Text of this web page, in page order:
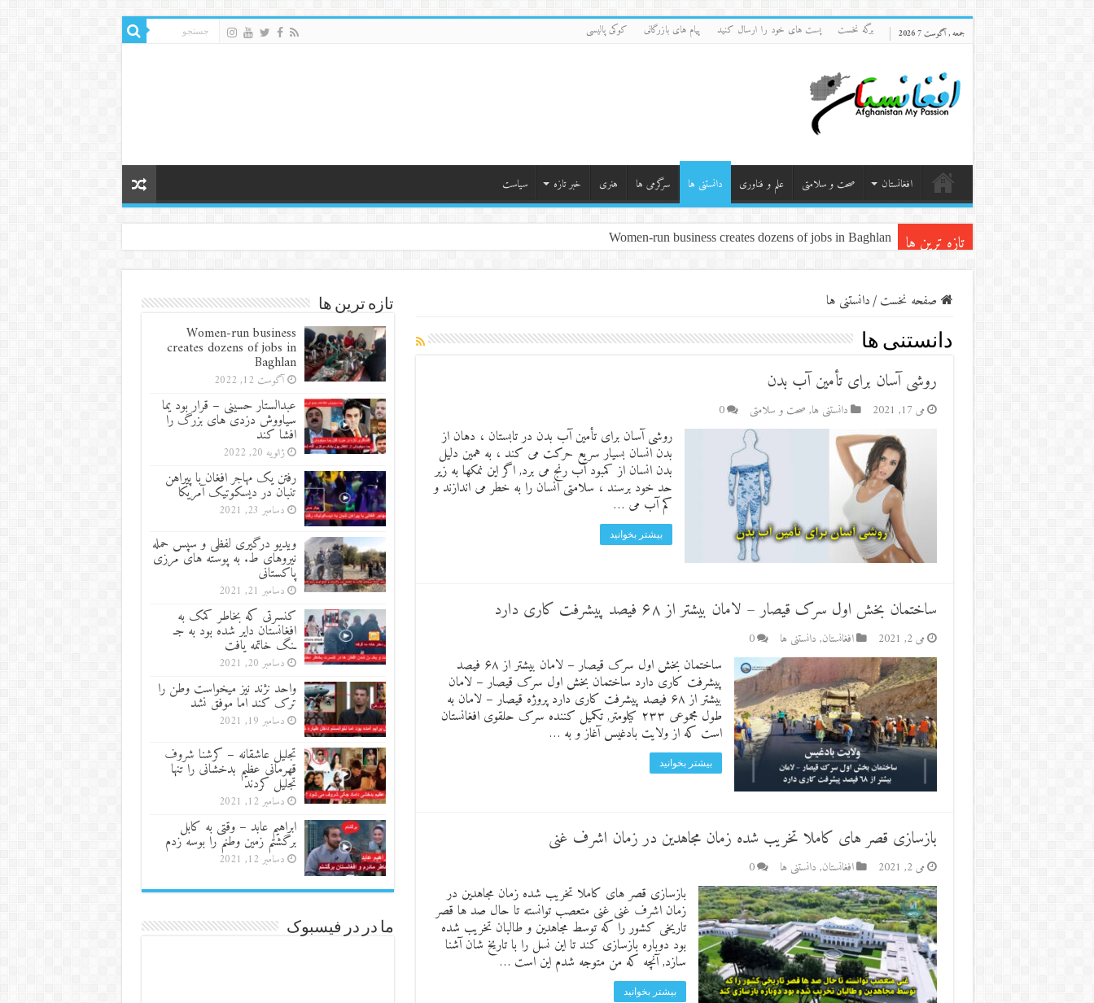
جمعه , آگوست 7 2026 برگه نخست پست های خود را ارسال کنید پیام های بازرگانی کوکی پالیسی
افغانستان صحت و سلامتی علم و فناوری دانستنی ها سرگرمی ها هنری خبر تازه سیاست
تازه ترین ها Women-run business creates dozens of jobs in Baghlan
صفحه نخست/دانستنی ها
دانستنی ها
روشی آسان برای تأمین آب بدن
می 17, 2021 دانستنی ها, صحت و سلامتی 0
روشی آسان برای تأمین آب بدن در تابستان ، دهان از
بدن انسان بسیار سریع حرکت می کند ، به همین دلیل
بدن انسان از کمبود آب رنج می برد, اگر این نمکها به زیر
حد خود برسند ، سلامتی انسان را به خطر می اندازند و
کم آب می …
بیشتر بخوانید
ساختمان بخش اول سرک قیصار – لامان بیشتر از ۶۸ فیصد پیشرفت کاری دارد
می 2, 2021 افغانستان, دانستنی ها 0
ساختمان بخش اول سرک قیصار – لامان بیشتر از ۶۸ فیصد
پیشرفت کاری دارد ساختمان بخش اول سرک قیصار – لامان
بیشتر از ۶۸ فیصد پیشرفت کاری دارد پروژه قیصار – لامان به
طول مجموعی ۲۳۳ کیلومتر, تکمیل کننده سرک حلقوی افغانستان
است که از ولایت بادغیس آغاز و به …
بیشتر بخوانید
بازسازی قصر های کاملا تخریب شده زمان مجاهدین در زمان اشرف غنی
می 2, 2021 افغانستان, دانستنی ها 0
بازسازی قصر های کاملا تخریب شده زمان مجاهدین در
زمان اشرف غنی غنی متعصب توانسته تا حال صد ها قصر
تاریخی کشور را که توسط مجاهدین و طالبان تخریب شده
بود دوباره بازسازی کند تا این نسل را با تاریخ شان آشنا
سازد, آنچه که من متوجه شدم این است …
بیشتر بخوانید
تازه ترین ها
Women-run business
creates dozens of jobs in
Baghlan
آگوست 12, 2022
عبدالستار حسینی – قرار بود یما
سیاووش دزدی های بزرگ را
افشا کند
ژانویه 20, 2022
رفتن یک مهاجر افغان با پیراهن
تنبان در دیسکوتیک آمریکا
دسامبر 23, 2021
ویدیو درگیری لفظی و سپس حمله
نیروهای ط. به پوسته های مرزی
پاکستانی
دسامبر 21, 2021
کنسرتی که بخاطر کمک به
افغانستان دایر شده بود به جـ
ـنگ خاتمه یافت
دسامبر 20, 2021
واحد نژند نیز میخواست وطن را
ترک کند اما موفق نشد
دسامبر 19, 2021
تجلیل عاشقانه – کرشنا شروف
قهرمانی عظیم بدخشانی را تنها
تجلیل کردند
دسامبر 12, 2021
ابراهیم عابد – وقتی به کابل
برگشتم زمین وطنم را بوسه زدم
دسامبر 12, 2021
ما در در فیسبوک